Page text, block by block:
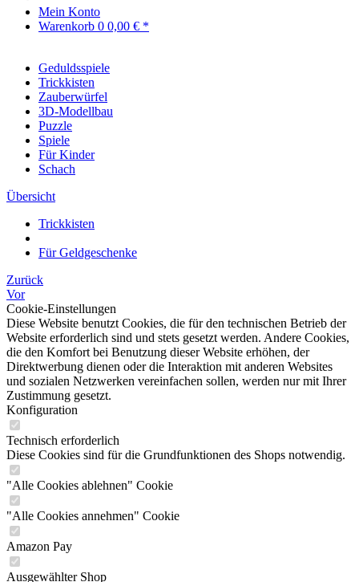
Mein Konto
Warenkorb 0 0,00 € *
Geduldsspiele
Trickkisten
Zauberwürfel
3D-Modellbau
Puzzle
Spiele
Für Kinder
Schach
Übersicht
Trickkisten
Für Geldgeschenke
Zurück
Vor
Cookie-Einstellungen
Diese Website benutzt Cookies, die für den technischen Betrieb der
Website erforderlich sind und stets gesetzt werden. Andere Cookies,
die den Komfort bei Benutzung dieser Website erhöhen, der
Direktwerbung dienen oder die Interaktion mit anderen Websites
und sozialen Netzwerken vereinfachen sollen, werden nur mit Ihrer
Zustimmung gesetzt.
Konfiguration
Technisch erforderlich
Diese Cookies sind für die Grundfunktionen des Shops notwendig.
"Alle Cookies ablehnen" Cookie
"Alle Cookies annehmen" Cookie
Amazon Pay
Ausgewählter Shop